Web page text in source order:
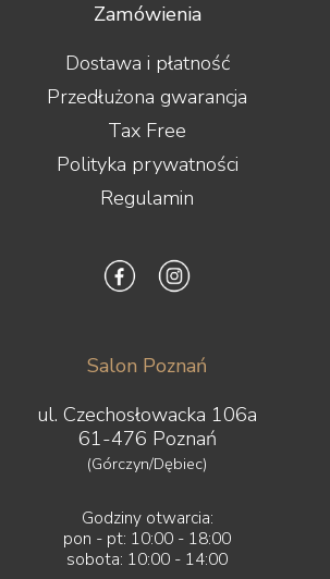
Zamówienia
Dostawa i płatność
Przedłużona gwarancja
Tax Free
Polityka prywatności
Regulamin
Salon Poznań
ul. Czechosłowacka 106a
61-476 Poznań
(Górczyn/Dębiec)
Godziny otwarcia:
pon - pt: 10:00 - 18:00
sobota: 10:00 - 14:00